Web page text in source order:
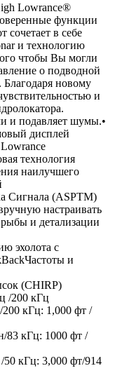
Lowrance®
функции
сочетает в себе
и технологию
чтобы Вы могли
о подводной
новому
и
и подавляет шумы.•
дисплей
технология
наилучшего
Сигнала (ASPTM)
настраивать
и детализации
эхолота с
и
(CHIRP)
/200 кГц
кГц: 1,000 фт /
83 кГц: 1000 фт /
50 кГц: 3,000 фт/914